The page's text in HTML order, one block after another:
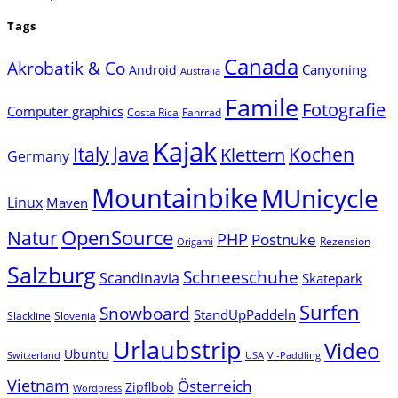
Tags
Akrobatik & Co Android Australia Canada Canyoning
Computer graphics Costa Rica Fahrrad Famile Fotografie
Germany Italy Java Kajak Klettern Kochen
Linux Maven MountainbikeMUnicycle
NaturOpenSource Origami PHP Postnuke Rezension
SalzburgScandinavia Schneeschuhe Skatepark
Slackline Slovenia Snowboard StandUpPaddeln Surfen
Switzerland Ubuntu Urlaubstrip USA VI-Paddling Video
Vietnam Wordpress Zipflbob Österreich